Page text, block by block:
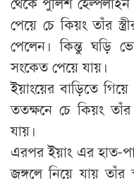
পেয়ে চে কিয়ং তাঁর
পেলেন। কিন্তু ঘড়ি
সংকেত পেয়ে যায়।
ইয়াংয়ের বাড়িতে গিয়ে
ততক্ষনে চে কিয়ং তাঁর
যায়।
এরপর ইয়াং এর হাত-
জঙ্গলে নিয়ে যায় তাঁর